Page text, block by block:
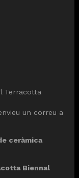
Terracotta
un correu a
ceràmica
Biennal